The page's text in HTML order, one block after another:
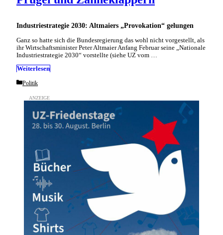
Industriestrategie 2030: Altmaiers „Provokation“ gelungen
Ganz so hatte sich die Bundesregierung das wohl nicht vorgestellt, als
ihr Wirtschaftsminister Peter Altmaier Anfang Februar seine „Nationale
Industriestrategie 2030“ vorstellte (siehe UZ vom …
Weiterlesen
Categories
Politik